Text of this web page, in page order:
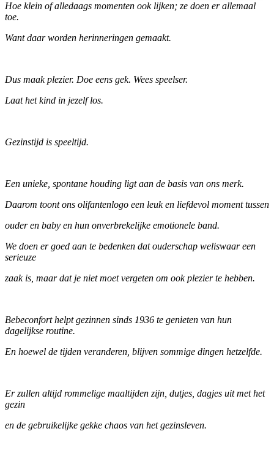
Hoe klein of alledaags momenten ook lijken; ze doen er allemaal
toe.
Want daar worden herinneringen gemaakt.
Dus maak plezier. Doe eens gek. Wees speelser.
Laat het kind in jezelf los.
Gezinstijd is speeltijd.
Een unieke, spontane houding ligt aan de basis van ons merk.
Daarom toont ons olifantenlogo een leuk en liefdevol moment tussen
ouder en baby en hun onverbrekelijke emotionele band.
We doen er goed aan te bedenken dat ouderschap weliswaar een
serieuze
zaak is, maar dat je niet moet vergeten om ook plezier te hebben.
Bebeconfort helpt gezinnen sinds 1936 te genieten van hun
dagelijkse routine.
En hoewel de tijden veranderen, blijven sommige dingen hetzelfde.
Er zullen altijd rommelige maaltijden zijn, dutjes, dagjes uit met het
gezin
en de gebruikelijke gekke chaos van het gezinsleven.